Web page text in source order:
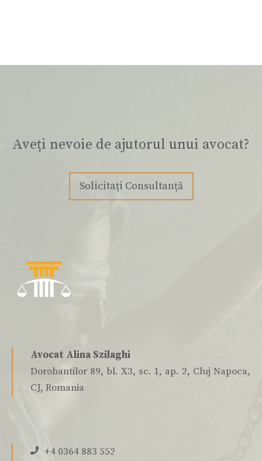
Aveți nevoie de ajutorul unui avocat?
Solicitați Consultanță
Avocat Alina Szilaghi
Dorobantilor 89, bl. X3, sc. 1, ap. 2, Cluj Napoca,
CJ, Romania
+4 0364 883 552